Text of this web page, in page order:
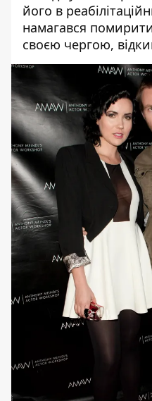
його в
намагався
своєю чергою,